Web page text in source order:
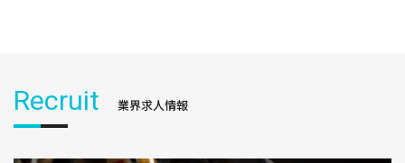
Recruit 業界求人情報